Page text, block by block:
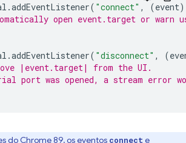
.addEventListener( "connect" , (event)
open event.target or
.addEventListener( "disconnect" , (
|event.target| from the UI.
port was opened, a stream error
do Chrome 89, os eventos connect e